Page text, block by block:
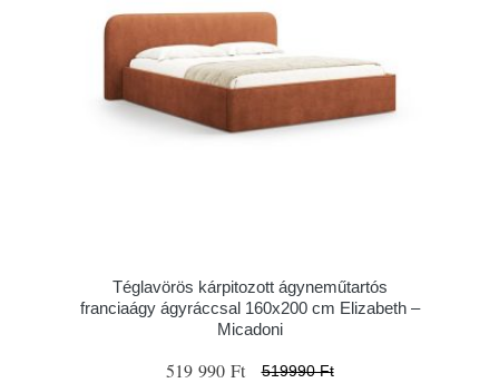
Téglavörös kárpitozott ágyneműtartós
franciaágy ágyráccsal 160x200 cm Elizabeth –
Micadoni
519 990 Ft 519990 Ft